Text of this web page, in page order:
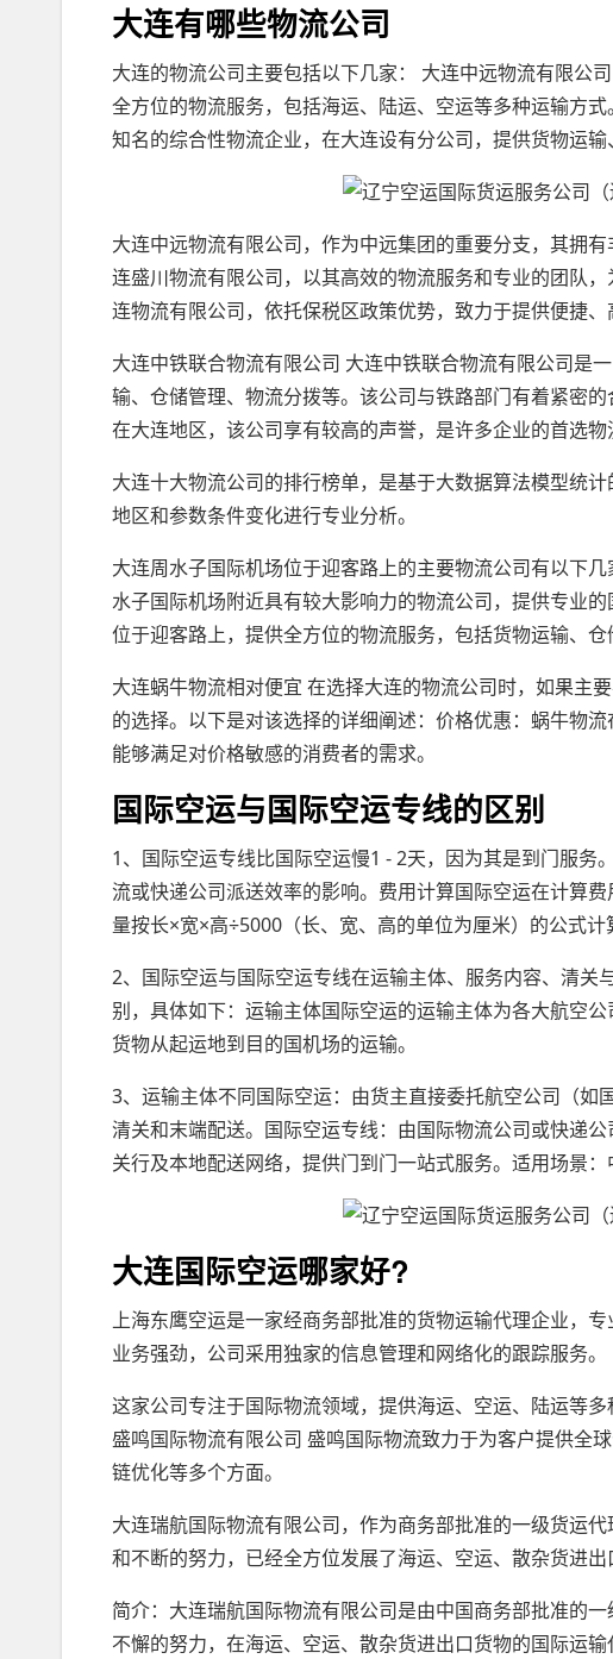
大连有哪些物流公司
大连的物流公司主要包括以下几家： 大连中远物流有限公
全方位的物流服务，包括海运、陆运、空运等多种运输方
知名的综合性物流企业，在大连设有分公司，提供货物运输
大连中远物流有限公司，作为中远集团的重要分支，其拥
连盛川物流有限公司，以其高效的物流服务和专业的团队
连物流有限公司，依托保税区政策优势，致力于提供便捷、
大连中铁联合物流有限公司 大连中铁联合物流有限公司是
输、仓储管理、物流分拨等。该公司与铁路部门有着紧密
在大连地区，该公司享有较高的声誉，是许多企业的首选物
大连十大物流公司的排行榜单，是基于大数据算法模型统
地区和参数条件变化进行专业分析。
大连周水子国际机场位于迎客路上的主要物流公司有以下
水子国际机场附近具有较大影响力的物流公司，提供专业
位于迎客路上，提供全方位的物流服务，包括货物运输、仓
大连蜗牛物流相对便宜 在选择大连的物流公司时，如果主
的选择。以下是对该选择的详细阐述：价格优惠：蜗牛物
能够满足对价格敏感的消费者的需求。
国际空运与国际空运专线的区别
1、国际空运专线比国际空运慢1 - 2天，因为其是到门服
流或快递公司派送效率的影响。费用计算国际空运在计算
量按长×宽×高÷5000（长、宽、高的单位为厘米）的公式计
2、国际空运与国际空运专线在运输主体、服务内容、清
别，具体如下：运输主体国际空运的运输主体为各大航空
货物从起运地到目的国机场的运输。
3、运输主体不同国际空运：由货主直接委托航空公司（
清关和末端配送。国际空运专线：由国际物流公司或快递
关行及本地配送网络，提供门到门一站式服务。适用场景：
大连国际空运哪家好?
上海东鹰空运是一家经商务部批准的货物运输代理企业，
业务强劲，公司采用独家的信息管理和网络化的跟踪服务。
这家公司专注于国际物流领域，提供海运、空运、陆运等
盛鸣国际物流有限公司 盛鸣国际物流致力于为客户提供全
链优化等多个方面。
大连瑞航国际物流有限公司，作为商务部批准的一级货运
和不断的努力，已经全方位发展了海运、空运、散杂货进
简介：大连瑞航国际物流有限公司是由中国商务部批准的
不懈的努力，在海运、空运、散杂货进出口货物的国际运